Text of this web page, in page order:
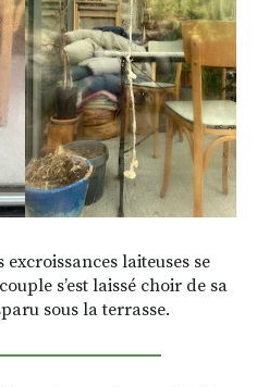
laiteuses se
s’est laissé choir de sa
sous la terrasse.